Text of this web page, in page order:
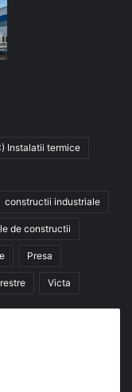
Instalatii termice
constructii industriale
de constructii
Presa
Victa